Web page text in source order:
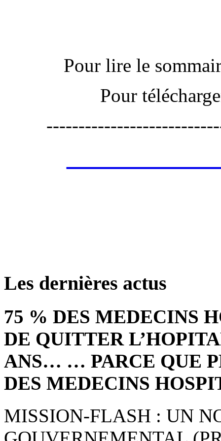
Pour lire le
Pour
Les dernières actus
75 % DES MEDECINS
DE QUITTER
ANS… … PARCE QUE
DES MEDECINS
MISSION-FLASH : UN